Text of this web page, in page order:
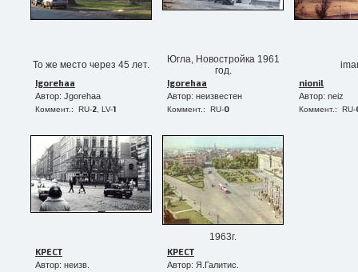
То же место через 45 лет.
Югла, Новостройка 1961
год.
Igorehaa
Автор: Jgorehaa
Коммент.: RU-2 , LV-1
Igorehaa
Автор: неизвестен
Коммент.: RU-0
nionil
Автор: neiz
Коммент.: RU-
1963г.
KPECT
Автор: неизв.
KPECT
Автор: Я.Галитис.